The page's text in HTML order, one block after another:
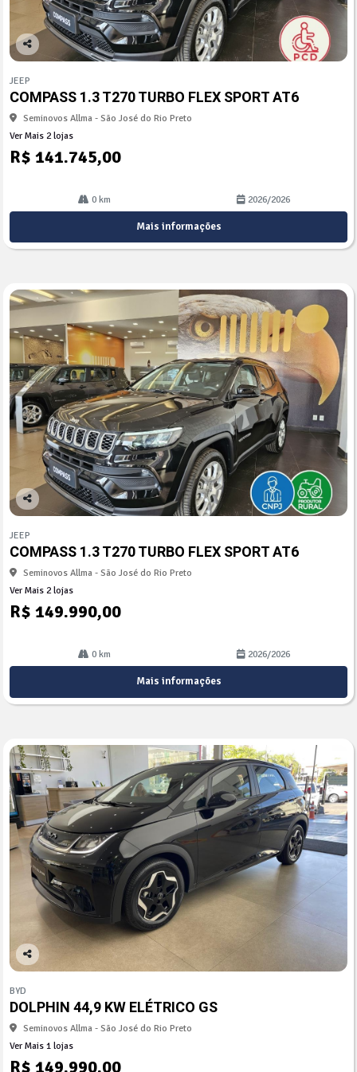
Co
arti
lhe
JEEP
COMPASS 1.3 T270 TURBO FLEX SPORT AT6
Seminovos Allma - São José do Rio Preto
Ver Mais 2 lojas
R$ 141.745,00
0 km 2026/2026
Mais informações
Co
arti
lhe
JEEP
COMPASS 1.3 T270 TURBO FLEX SPORT AT6
Seminovos Allma - São José do Rio Preto
Ver Mais 2 lojas
R$ 149.990,00
0 km 2026/2026
Mais informações
Co
arti
lhe
BYD
DOLPHIN 44,9 KW ELÉTRICO GS
Seminovos Allma - São José do Rio Preto
Ver Mais 1 lojas
R$ 149.990,00